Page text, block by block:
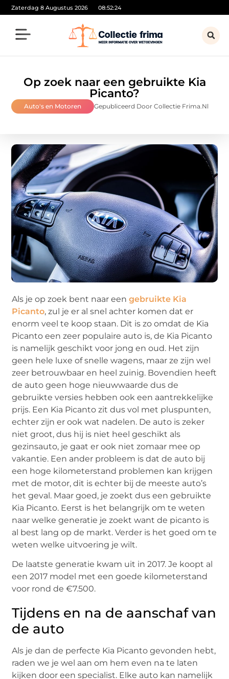
Zaterdag 8 Augustus 2026 08:52:25
Op zoek naar een gebruikte Kia
Picanto?
Auto's en Motoren Gepubliceerd Door Collectie Frima.nl
Als je op zoek bent naar eengebruikte Kia
Picanto, zul je er al snel achter komen dat er
enorm veel te koop staan. Dit is zo omdat de Kia
Picanto een zeer populaire auto is, de Kia Picanto
is namelijk geschikt voor jong en oud. Het zijn
geen hele luxe of snelle wagens, maar ze zijn wel
zeer betrouwbaar en heel zuinig. Bovendien heeft
de auto geen hoge nieuwwaarde dus de
gebruikte versies hebben ook een aantrekkelijke
prijs. Een Kia Picanto zit dus vol met pluspunten,
echter zijn er ook wat nadelen. De auto is zeker
niet groot, dus hij is niet heel geschikt als
gezinsauto, je gaat er ook niet zomaar mee op
vakantie. Een ander probleem is dat de auto bij
een hoge kilometerstand problemen kan krijgen
met de motor, dit is echter bij de meeste auto’s
het geval. Maar goed, je zoekt dus een gebruikte
Kia Picanto. Eerst is het belangrijk om te weten
naar welke generatie je zoekt want de picanto is
al best lang op de markt. Verder is het goed om te
weten welke uitvoering je wilt.
De laatste generatie kwam uit in 2017. Je koopt al
een 2017 model met een goede kilometerstand
voor rond de €7.500.
Tijdens en na de aanschaf van
de auto
Als je dan de perfecte Kia Picanto gevonden hebt,
raden we je wel aan om hem even na te laten
kijken door een specialist. Elke auto kan namelijk